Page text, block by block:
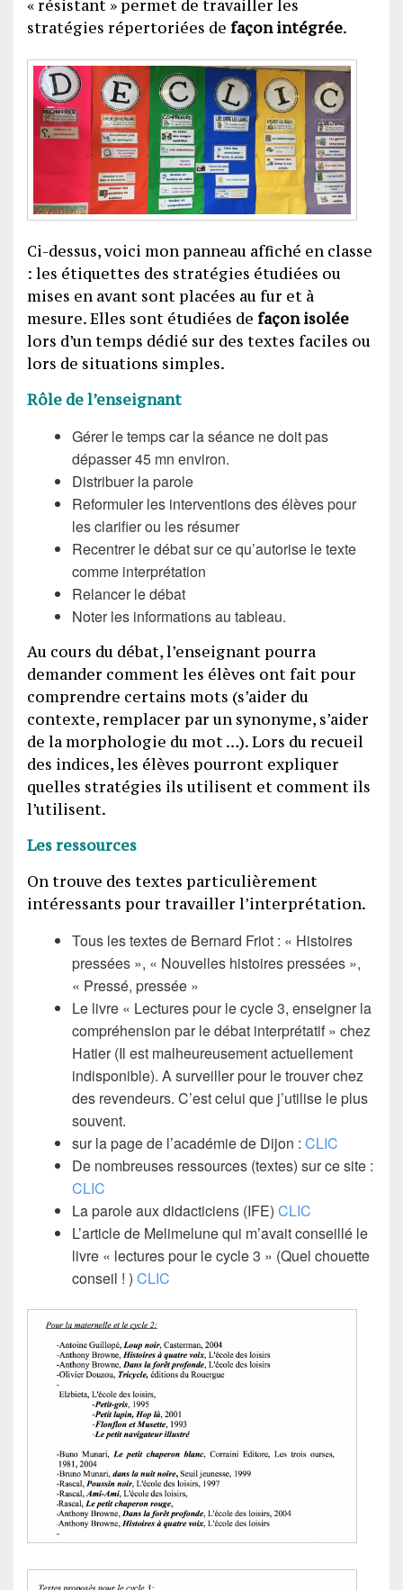
« résistant » permet de travailler les
stratégies répertoriées de façon intégrée.
Ci-dessus, voici mon panneau affiché en classe
: les étiquettes des stratégies étudiées ou
mises en avant sont placées au fur et à
mesure. Elles sont étudiées de façon isolée
lors d’un temps dédié sur des textes faciles ou
lors de situations simples.
Rôle de l’enseignant
Gérer le temps car la séance ne doit pas
dépasser 45 mn environ.
Distribuer la parole
Reformuler les interventions des élèves pour
les clarifier ou les résumer
Recentrer le débat sur ce qu’autorise le texte
comme interprétation
Relancer le débat
Noter les informations au tableau.
Au cours du débat, l’enseignant pourra
demander comment les élèves ont fait pour
comprendre certains mots (s’aider du
contexte, remplacer par un synonyme, s’aider
de la morphologie du mot …). Lors du recueil
des indices, les élèves pourront expliquer
quelles stratégies ils utilisent et comment ils
l’utilisent.
Les ressources
On trouve des textes particulièrement
intéressants pour travailler l’interprétation.
Tous les textes de Bernard Friot : « Histoires
pressées », « Nouvelles histoires pressées »,
« Pressé, pressée »
Le livre « Lectures pour le cycle 3, enseigner la
compréhension par le débat interprétatif » chez
Hatier (Il est malheureusement actuellement
indisponible). A surveiller pour le trouver chez
des revendeurs. C’est celui que j’utilise le plus
souvent.
sur la page de l’académie de Dijon : CLIC
De nombreuses ressources (textes) sur ce site :
CLIC
La parole aux didacticiens (IFE) CLIC
L’article de Melimelune qui m’avait conseillé le
livre « lectures pour le cycle 3 » (Quel chouette
conseil ! ) CLIC